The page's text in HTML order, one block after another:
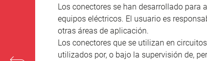
Los conectores se han desarrollado
equipos eléctricos. El usuario es
otras áreas de aplicación.
Los conectores que se utilizan en
utilizados por, o bajo la supervisión de,